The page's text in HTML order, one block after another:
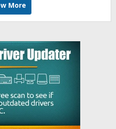
More